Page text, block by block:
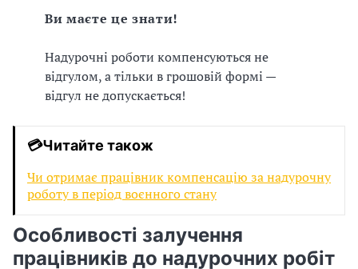
Ви маєте це знати!
Надурочні роботи компенсуються не
відгулом, а тільки в грошовій формі —
відгул не допускається!
💳Читайте також
Чи отримає працівник компенсацію за надурочну
роботу в період воєнного стану
Особливості залучення
працівників до надурочних робіт